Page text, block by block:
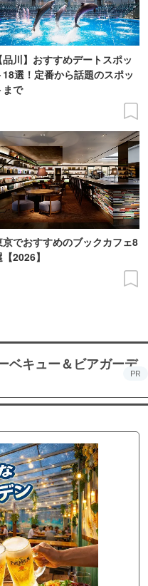
品川】おすすめデートスポッ
18選！定番から話題のスポッ
まで
京でおすすめのブックカフェ8
2026】
ベキュー＆ビアガーデ
PR